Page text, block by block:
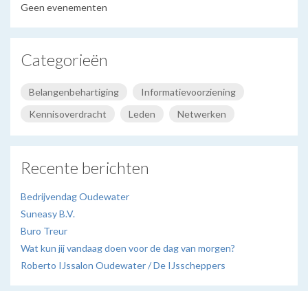
Geen evenementen
Categorieën
Belangenbehartiging
Informatievoorziening
Kennisoverdracht
Leden Netwerken
Recente berichten
Bedrijvendag Oudewater
Suneasy B.V.
Buro Treur
Wat kun jij vandaag doen voor de dag van morgen?
Roberto IJssalon Oudewater / De IJsscheppers